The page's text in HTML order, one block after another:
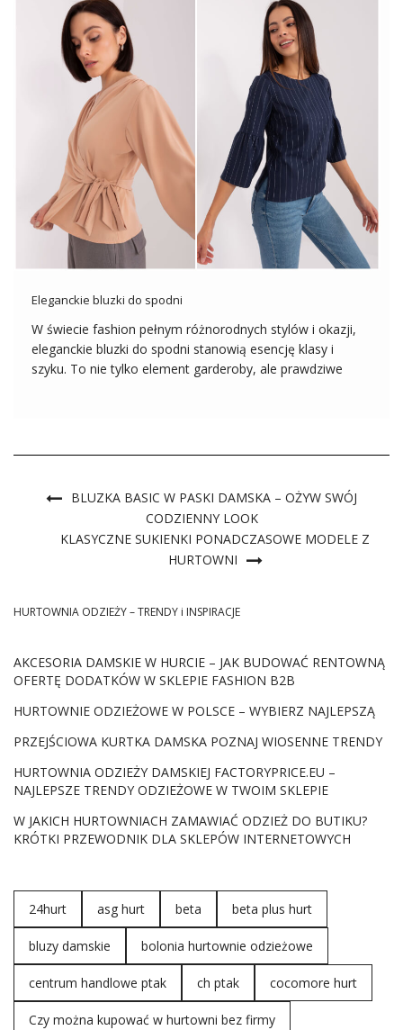
Eleganckie bluzki do spodni
W świecie fashion pełnym różnorodnych stylów i okazji,
eleganckie bluzki do spodni stanowią esencję klasy i
szyku. To nie tylko element garderoby, ale prawdziwe
BLUZKA BASIC W PASKI DAMSKA – OŻYW SWÓJ
CODZIENNY LOOK
KLASYCZNE SUKIENKI PONADCZASOWE MODELE Z
HURTOWNI
HURTOWNIA ODZIEŻY – TRENDY i INSPIRACJE
AKCESORIA DAMSKIE W HURCIE – JAK BUDOWAĆ RENTOWNĄ
OFERTĘ DODATKÓW W SKLEPIE FASHION B2B
HURTOWNIE ODZIEŻOWE W POLSCE – WYBIERZ NAJLEPSZĄ
PRZEJŚCIOWA KURTKA DAMSKA POZNAJ WIOSENNE TRENDY
HURTOWNIA ODZIEŻY DAMSKIEJ FACTORYPRICE.EU –
NAJLEPSZE TRENDY ODZIEŻOWE W TWOIM SKLEPIE
W JAKICH HURTOWNIACH ZAMAWIAĆ ODZIEŻ DO BUTIKU?
KRÓTKI PRZEWODNIK DLA SKLEPÓW INTERNETOWYCH
24hurt asg hurt beta beta plus hurt
bluzy damskie bolonia hurtownie odzieżowe
centrum handlowe ptak ch ptak cocomore hurt
Czy można kupować w hurtowni bez firmy